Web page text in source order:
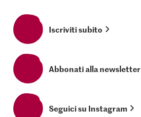
Iscriviti subito
Abbonati alla newsletter
Seguici su Instagram